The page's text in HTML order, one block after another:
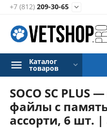
+7 (812) 209-30-65 
Каталог
товаров
SOCO SC
файлы с
ассорти, 6 шт. |